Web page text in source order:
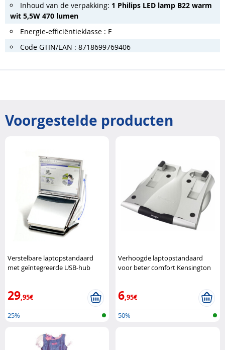
Inhoud van de verpakking: 1 Philips LED lamp B22 warm
wit 5,5W 470 lumen
Energie-efficiëntieklasse : F
Code GTIN/EAN : 8718699769406
Voorgestelde producten
Verstelbare laptopstandaard
met geïntegreerde USB-hub
29,95€
25%
Verhoogde laptopstandaard
voor beter comfort Kensington
6,95€
50%